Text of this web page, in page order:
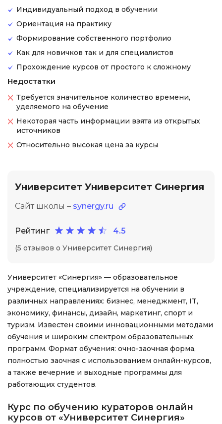
Индивидуальный подход в обучении
Ориентация на практику
Формирование собственного портфолио
Как для новичков так и для специалистов
Прохождение курсов от простого к сложному
Недостатки
Требуется значительное количество времени,
уделяемого на обучение
Некоторая часть информации взята из открытых
источников
Относительно высокая цена за курсы
Университет Университет Синергия
Сайт школы – synergy.ru
Рейтинг 4.5
(5 отзывов о Университет Синергия)
Университет «Синергия» — образовательное
учреждение, специализируется на обучении в
различных направлениях: бизнес, менеджмент, IT,
экономику, финансы, дизайн, маркетинг, спорт и
туризм. Известен своими инновационными методами
обучения и широким спектром образовательных
программ. Формат обучения: очно-заочная форма,
полностью заочная с использованием онлайн-курсов,
а также вечерние и выходные программы для
работающих студентов.
Курс по обучению кураторов онлайн
курсов от «Университет Синергия»